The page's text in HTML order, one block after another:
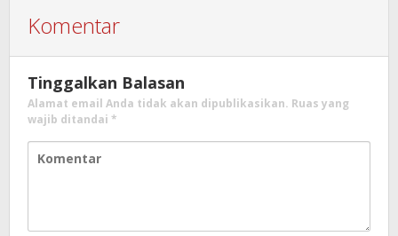
Komentar
Tinggalkan Balasan
Alamat email Anda tidak akan dipublikasikan. Ruas yang
wajib ditandai *